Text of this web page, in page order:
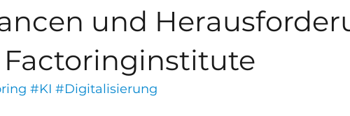
und
#KI #Digitalisierung